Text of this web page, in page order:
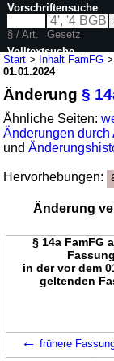
Start > Inhalt FamFG >
01.01.2024
Änderung§
Ähnliche Seiten:
Änderungen durch
und
Hervorhebungen:
Änderung
§ 14a FamFG
in der vor dem
geltenden
← frühere
Vorschriftensuche
§ / Art.
Gesetz
Volltextsuche